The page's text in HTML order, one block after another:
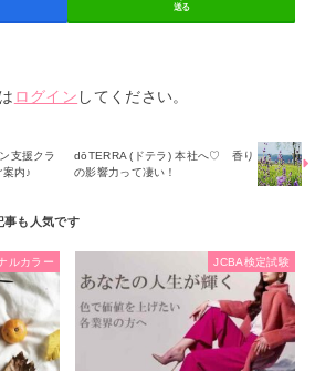
送る
ログイン してください。
支援クラ
内♪
dōTERRA (ドテラ) 本社へ♡ 香り
の影響力って凄い！
ルカラー JCBA検定試験